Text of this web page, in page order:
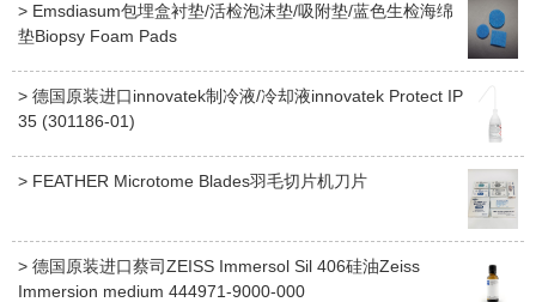
> Emsdiasum包埋盒衬垫/活检泡沫垫/吸附垫/蓝色生检海绵
垫Biopsy Foam Pads
> 德国原装进口innovatek制冷液/冷却液innovatek Protect IP
35 (301186-01)
> FEATHER Microtome Blades羽毛切片机刀片
> 德国原装进口蔡司ZEISS Immersol Sil 406硅油Zeiss
Immersion medium 444971-9000-000